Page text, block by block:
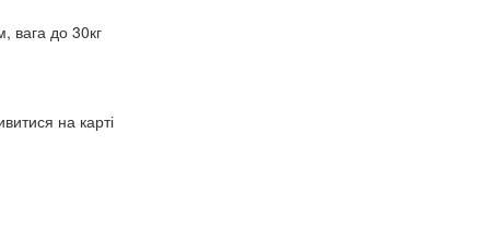
вага до 30кг
на карті